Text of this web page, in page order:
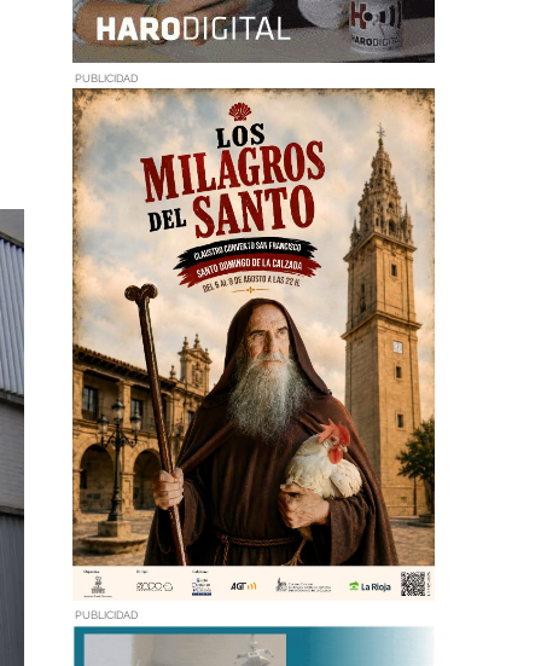
PUBLICIDAD
PUBLICIDAD